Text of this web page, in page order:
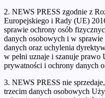
2. NEWS PRESS zgodnie z
Europejskiego i Rady (UE)
sprawie ochrony osób
danych osobowych i w
danych oraz uchylenia
w pełni uznaje i szanuje
prywatności i ochrony danych
3. NEWS PRESS nie
trzecim danych osobowych